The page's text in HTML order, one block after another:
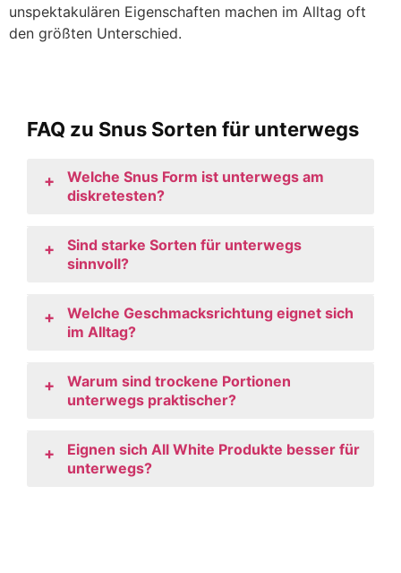
unspektakulären Eigenschaften machen im Alltag oft
den größten Unterschied.
FAQ zu Snus Sorten für unterwegs
+
Welche Snus Form ist unterwegs am
diskretesten?
+
Sind starke Sorten für unterwegs
sinnvoll?
+
Welche Geschmacksrichtung eignet sich
im Alltag?
+
Warum sind trockene Portionen
unterwegs praktischer?
+
Eignen sich All White Produkte besser für
unterwegs?